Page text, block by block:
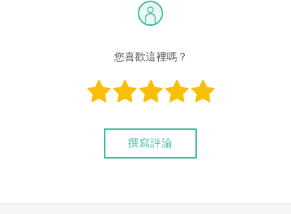
您喜歡這裡嗎？
撰寫評論